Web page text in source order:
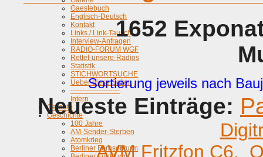
Gaestebuch
Englisch-Deutsch
Kontakt
Links / Link-Tausch
Interview-Anfragen
RADIO-FORUM WGF
Rettet-unsere-Radios
Statistik
STICHWORTSUCHE
Ueber diese Seiten
---------------------
Intern
Geraete
Geschichte
100 Jahre
AM-Sender-Sterben
Atomkrieg
Berliner Fernsehturm
1652
Sortierung jeweils nach
Neueste Einträge:
AVM Fritzfon C6.